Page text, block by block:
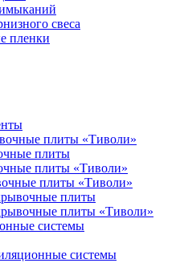
свеса
пленки
плиты «Тиволи»
плиты
плиты «Тиволи»
плиты «Тиволи»
плиты
плиты «Тиволи»
системы
системы